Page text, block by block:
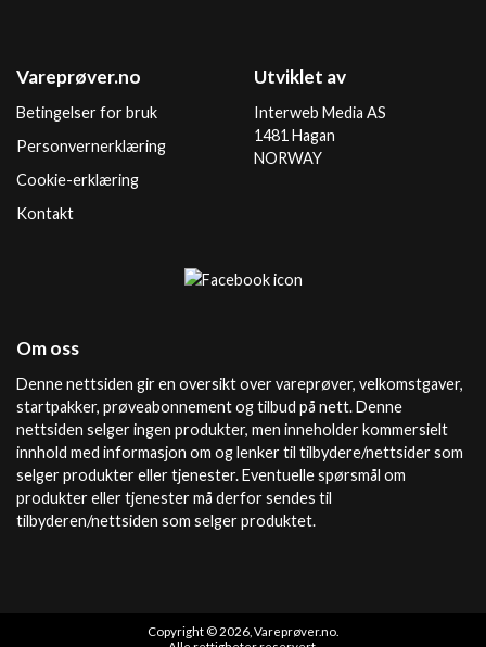
Vareprøver.no
Betingelser for bruk
Personvernerklæring
Cookie-erklæring
Kontakt
Utviklet av
Interweb Media AS
1481 Hagan
NORWAY
Om oss
Denne nettsiden gir en oversikt over vareprøver, velkomstgaver,
startpakker, prøveabonnement og tilbud på nett. Denne
nettsiden selger ingen produkter, men inneholder kommersielt
innhold med informasjon om og lenker til tilbydere/nettsider som
selger produkter eller tjenester. Eventuelle spørsmål om
produkter eller tjenester må derfor sendes til
tilbyderen/nettsiden som selger produktet.
Copyright © 2026, Vareprøver.no.